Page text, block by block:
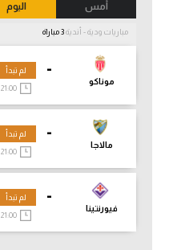
أمس اليوم
مباريات ودية - أندية
-
موناكو
لم تبدأ
-
مالاجا
لم تبدأ
-
فيورنتينا
لم تبدأ